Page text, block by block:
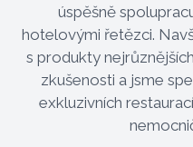
úspěšně
hotelovými řetězci.
s produkty
zkušenosti a jsme
exkluzivních